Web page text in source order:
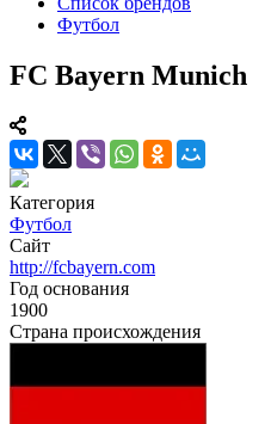
Футбол
FC Bayern Munich
Категория
Футбол
Сайт
http://fcbayern.com
Год основания
1900
Страна происхождения